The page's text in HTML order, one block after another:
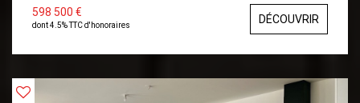
ouvrant sur belle terrasse, 3 Chambres, Salle de bains
avec douche et baignoire, Grande pièce d'environ
44m²(salle de réunion, salle de jeux, bureau, espace
artistique) TERRASSES, PISCINE, DOUBLE GARAGE.
terrain attenant arboré et clos de 3000m² non
598 500 €
dont 4.5% TTC d'honoraires DÉCOUVRIR